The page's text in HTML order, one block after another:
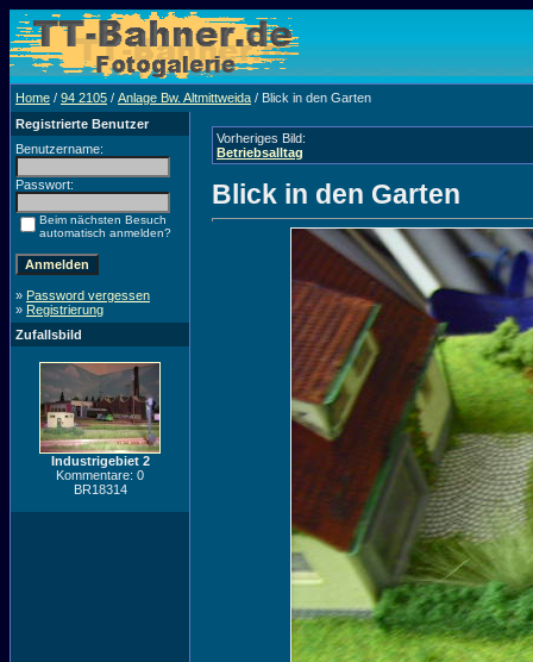
Home / 94 2105 / Anlage Bw. Altmittweida / Blick in den Garten
Registrierte Benutzer
Benutzername:
Passwort:
Beim nächsten Besuch
automatisch anmelden?
» Password vergessen
» Registrierung
Zufallsbild
Industrigebiet 2
Kommentare: 0
BR18314
Vorheriges Bild:
Betriebsalltag
Blick in den Garten